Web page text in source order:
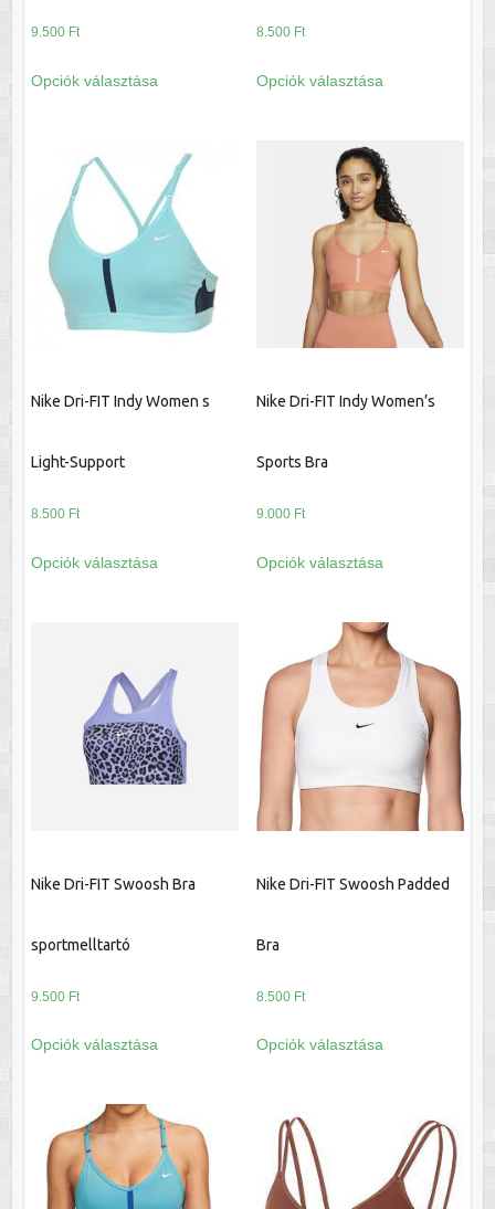
9.500 Ft
Opciók választása
a
variációja
van.
A
változatok
termékoldalon
választhatók
8.500 Ft
Opciók választása
a
variációja
van.
A
változatok
a
termékoldalon
választhatók
Nike Dri-FIT Indy Women s
Light-Support
8.500 Ft
Opciók választása
a
van.
A
változatok
a
termékoldalon
Nike Dri-FIT Indy Women’s
Sports Bra
9.000 Ft
Opciók választása
a
több
variációja
van.
A
változatok
termékoldalon
választhatók
Nike Dri-FIT Swoosh Bra
sportmelltartó
9.500 Ft
Opciók választása
a
variációja
van.
Nike Dri-FIT Swoosh Padded
Bra
8.500 Ft
Opciók választása
a
variációja
van.
A